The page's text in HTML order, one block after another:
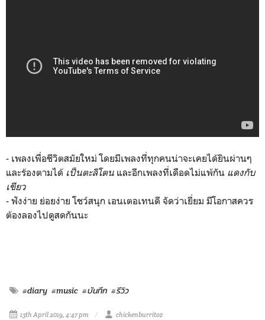
- เพลงเพื่อชีวิตสมัยใหม่ โดยมีเพลงที่ทุกคนน่าจะเคยได้ยินผ่านๆ
และร้องตามได้ เป็นตะลิโตน และอีกเพลงที่เดือดไม่แพ้กัน แดงกับ
เขียว
- ฟังง่าย ย่อยง่าย โชว์สนุก เอนเตอเทนดี จัดว่าเยี่ยม มีโอกาสควร
ต้องลองไปดูสดกันนะ
#diary #music #บันทึก #รีวิว
13th April 2019, 4:47 pm chickenburritoz